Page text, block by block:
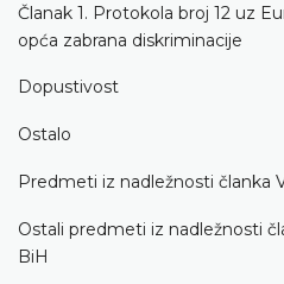
Članak 1. Protokola broj 12 uz
opća zabrana diskriminacije
Dopustivost
Ostalo
Predmeti iz nadležnosti članka
Ostali predmeti iz nadležnosti
BiH